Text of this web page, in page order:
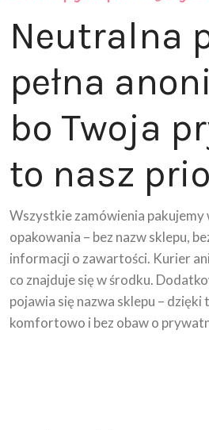
Neutralna
pełna
bo Twoja
to nasz
Wszystkie zamówienia
opakowania – bez nazw sklepu,
informacji o zawartości. Kurier
co znajduje się w środku.
pojawia się nazwa sklepu –
komfortowo i bez obaw o